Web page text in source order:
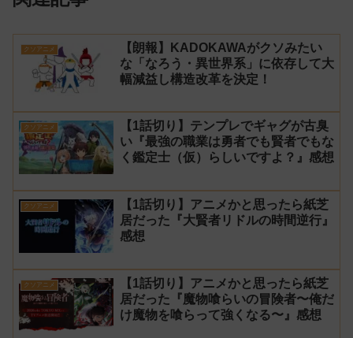
クソアニメ
【朗報】KADOKAWAがクソみたい
な「なろう・異世界系」に依存して大
幅減益し構造改革を決定！
クソアニメ
【1話切り】テンプレでギャグが古臭
い『最強の職業は勇者でも賢者でもな
く鑑定士（仮）らしいですよ？』感想
クソアニメ
【1話切り】アニメかと思ったら紙芝
居だった『大賢者リドルの時間逆行』
感想
クソアニメ
【1話切り】アニメかと思ったら紙芝
居だった『魔物喰らいの冒険者〜俺だ
け魔物を喰らって強くなる〜』感想